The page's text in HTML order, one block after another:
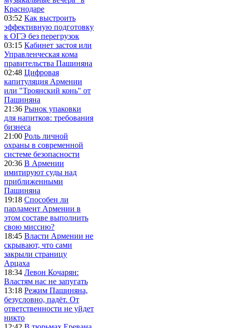
Краснодаре
03:52 Как выстроить
эффективную подготовку
к ОГЭ без перегрузок
03:15 Кабинет застоя или
Управленческая кома
правительства Пашиняна
02:48 Цифровая
капитуляция Армении
или "Троянский конь" от
Пашиняна
21:36 Рынок упаковки
для напитков: требования
бизнеса
21:00 Роль личной
охраны в современной
системе безопасности
20:36 В Армении
имитируют суды над
приближенными
Пашиняна
19:18 Способен ли
парламент Армении в
этом составе выполнить
свою миссию?
18:45 Власти Армении не
скрывают, что сами
закрыли страницу
Арцаха
18:34 Левон Кочарян:
Властям нас не запугать
13:18 Режим Пашиняна,
безусловно, падёт. От
ответственности не уйдет
никто